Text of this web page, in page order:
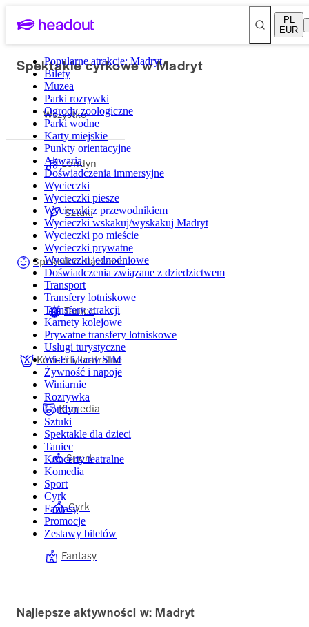
PL
EUR
Popularne atrakcje: Madryt
Bilety
Muzea
Parki rozrywki
Ogrody zoologiczne
Parki wodne
Karty miejskie
Punkty orientacyjne
Akwaria
Doświadczenia immersyjne
Wycieczki
Wycieczki piesze
Wycieczki z przewodnikiem
Wycieczki wskakuj/wyskakuj Madryt
Wycieczki po mieście
Wycieczki prywatne
Wycieczki jednodniowe
Doświadczenia związane z dziedzictwem
Transport
Transfery lotniskowe
Transfery atrakcji
Karnety kolejowe
Prywatne transfery lotniskowe
Usługi turystyczne
Wi-Fi i karty SIM
Żywność i napoje
Winiarnie
Rozrywka
Londyn
Sztuki
Spektakle dla dzieci
Taniec
Koncerty teatralne
Komedia
Sport
Cyrk
Fantasy
Promocje
Zestawy biletów
Spektakle cyrkowe w Madryt
Wszystko
Londyn
Sztuki
Spektakle dla dzieci
Taniec
Koncerty teatralne
Komedia
Sport
Cyrk
Fantasy
Najlepsze aktywności w: Madryt